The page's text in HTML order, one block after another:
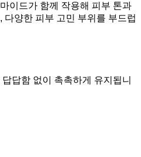
이드가 함께 작용해 피부 톤과
다양한 피부 고민 부위를 부드럽
답함 없이 촉촉하게 유지됩니